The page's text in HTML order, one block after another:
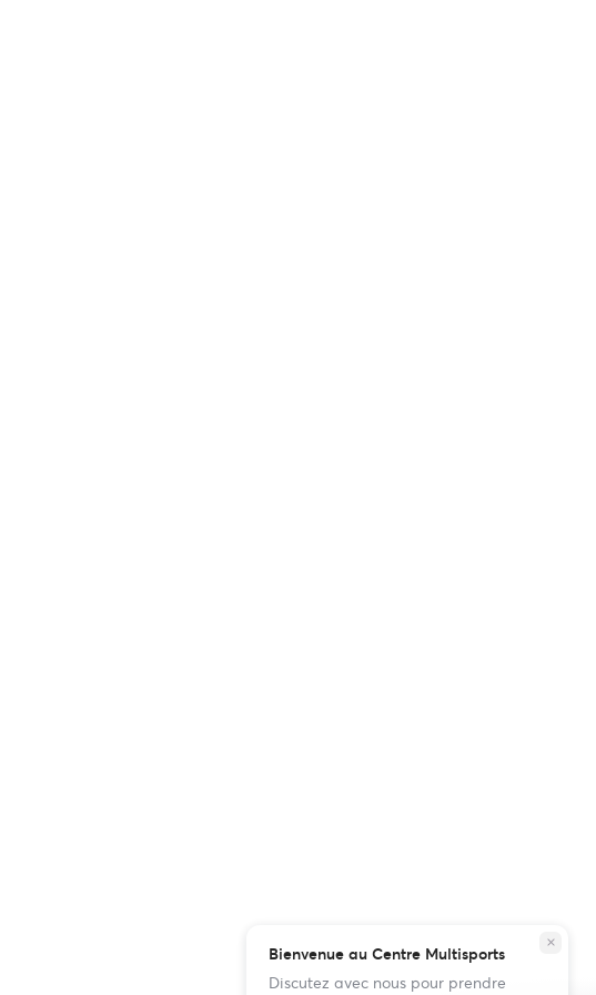
close
Bienvenue au Centre Multisports
Discutez avec nous pour prendre